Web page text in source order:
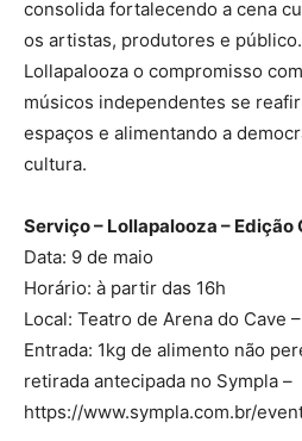
consolida fortalecendo a cena
os artistas, produtores e
Lollapalooza o compromisso
músicos independentes se
espaços e alimentando a
cultura.
Serviço – Lollapalooza – Edição
Data: 9 de maio
Horário: à partir das 16h
Local: Teatro de Arena do Cave
Entrada: 1kg de alimento não
retirada antecipada no Sympla –
https://www.sympla.com.br/